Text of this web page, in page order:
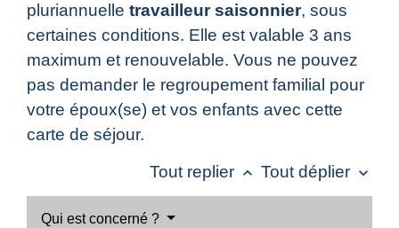
pluriannuelle travailleur saisonnier, sous
certaines conditions. Elle est valable 3 ans
maximum et renouvelable. Vous ne pouvez
pas demander le regroupement familial pour
votre époux(se) et vos enfants avec cette
carte de séjour.
Tout replier keyboard_arrow_up Tout déplier keyboard_arrow_down
Qui est concerné ?